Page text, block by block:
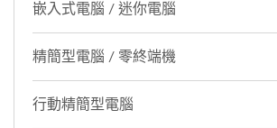
嵌入式電腦 / 迷你電腦
精簡型電腦 / 零終端機
行動精簡型電腦